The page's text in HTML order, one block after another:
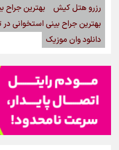
رزرو هتل کیش
بهترین جراح
بهترین جراح بینی استخوانی در
دانلود وان موزیک